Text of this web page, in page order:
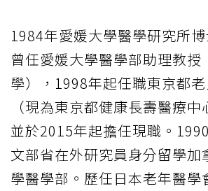
1984年愛媛大學醫學研究所博
曾任愛媛大學醫學部助理教授
學），1998年起任職東京都
（現為東京都健康長壽醫療中
並於2015年起擔任現職。
文部省在外研究員身分留學加
學醫學部。歷任日本老年醫學